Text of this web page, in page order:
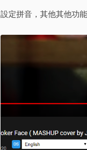
設定拼音，其他其他功